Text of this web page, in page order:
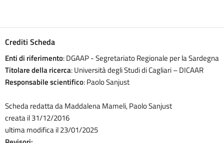
Crediti Scheda
Enti di riferimento: DGAAP - Segretariato Regionale per la Sardegna
Titolare della ricerca: Università degli Studi di Cagliari – DICAAR
Responsabile scientifico: Paolo Sanjust
Scheda redatta da Maddalena Mameli, Paolo Sanjust
creata il 31/12/2016
ultima modifica il 23/01/2025